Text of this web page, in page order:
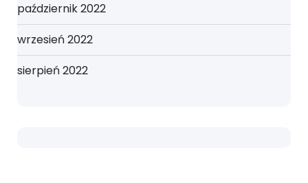
październik 2022
wrzesień 2022
sierpień 2022